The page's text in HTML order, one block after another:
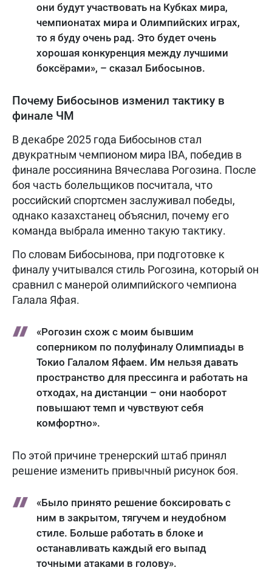
они будут участвовать на Кубках мира,
чемпионатах мира и Олимпийских играх,
то я буду очень рад. Это будет очень
хорошая конкуренция между лучшими
боксёрами», – сказал Бибосынов.
Почему Бибосынов изменил тактику в
финале ЧМ
В декабре 2025 года Бибосынов стал
двукратным чемпионом мира IBA, победив в
финале россиянина Вячеслава Рогозина. После
боя часть болельщиков посчитала, что
российский спортсмен заслуживал победы,
однако казахстанец объяснил, почему его
команда выбрала именно такую тактику.
По словам Бибосынова, при подготовке к
финалу учитывался стиль Рогозина, который он
сравнил с манерой олимпийского чемпиона
Галала Яфая.
«Рогозин схож с моим бывшим
соперником по полуфиналу Олимпиады в
Токио Галалом Яфаем. Им нельзя давать
пространство для прессинга и работать на
отходах, на дистанции – они наоборот
повышают темп и чувствуют себя
комфортно».
По этой причине тренерский штаб принял
решение изменить привычный рисунок боя.
«Было принято решение боксировать с
ним в закрытом, тягучем и неудобном
стиле. Больше работать в блоке и
останавливать каждый его выпад
точными атаками в голову».